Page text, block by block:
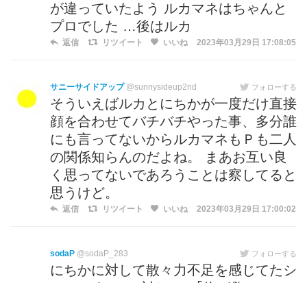
が違っていたよう ルカマネはちゃんと
プロでした …後はルカ
返信 リツイート いいね 2023年03月29日 17:08:05
サニーサイドアップ @sunnysideup2nd フォローする
そういえばルカとにちかが一度だけ直接
顔を合わせてバチバチやった事、多分誰
にも言ってないからルカマネもＰも二人
の関係知らんのだよね。 まあお互い良
く思ってないであろうことは察してると
思うけど。
返信 リツイート いいね 2023年03月29日 17:00:02
sodaP @sodaP_283 フォローする
にちかに対して散々力不足を感じてたシ